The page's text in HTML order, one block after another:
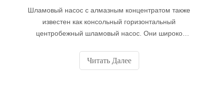
Шламовый насос с алмазным концентратом также
известен как консольный горизонтальный
центробежный шламовый насос. Они широко
электроэнергетике, металлургии, угле, окружающей
среде и т. Д. Для транспортировки абразивной твердой
Читать Далее